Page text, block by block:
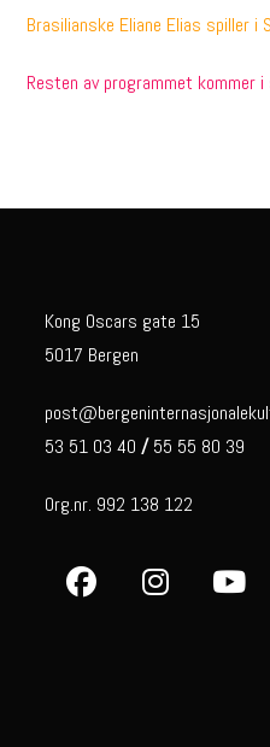
Brasilianske Eliane Elias spiller i
Resten av programmet kommer i
Kong Oscars gate 15
5017 Bergen
53 51 03 40 / 55 55 80 39
Org.nr. 992 138 122